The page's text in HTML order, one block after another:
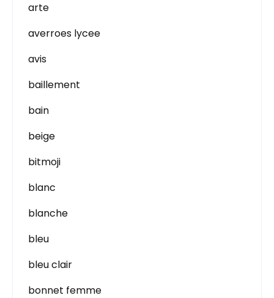
arte
averroes lycee
avis
baillement
bain
beige
bitmoji
blanc
blanche
bleu
bleu clair
bonnet femme